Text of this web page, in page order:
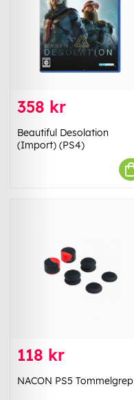
358 kr
Beautiful Desolation
(Import) (PS4)
118 kr
NACON PS5 Tommelgrep